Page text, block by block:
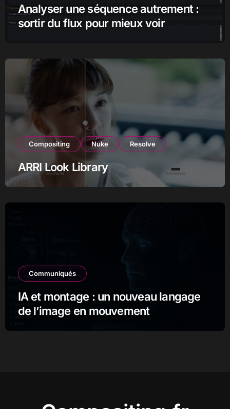
Analyser une séquence autrement :
sortir du flux pour mieux voir
Compositing Nuke Resolve
ARRI Look Library
Communiqués
IA et montage : un nouveau langage
de l’image en mouvement